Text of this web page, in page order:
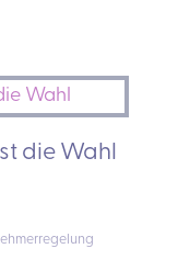
die Wahl